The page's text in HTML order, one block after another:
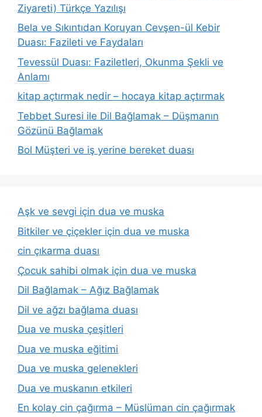
Ziyareti) Türkçe Yazılışı
Bela ve Sıkıntıdan Koruyan Cevşen-ül Kebir
Duası: Fazileti ve Faydaları
Tevessül Duası: Faziletleri, Okunma Şekli ve
Anlamı
kitap açtırmak nedir – hocaya kitap açtırmak
Tebbet Suresi ile Dil Bağlamak – Düşmanın
Gözünü Bağlamak
Bol Müşteri ve iş yerine bereket duası
Aşk ve sevgi için dua ve muska
Bitkiler ve çiçekler için dua ve muska
cin çıkarma duası
Çocuk sahibi olmak için dua ve muska
Dil Bağlamak – Ağız Bağlamak
Dil ve ağzı bağlama duası
Dua ve muska çeşitleri
Dua ve muska eğitimi
Dua ve muska gelenekleri
Dua ve muskanın etkileri
En kolay cin çağırma – Müslüman cin çağırmak